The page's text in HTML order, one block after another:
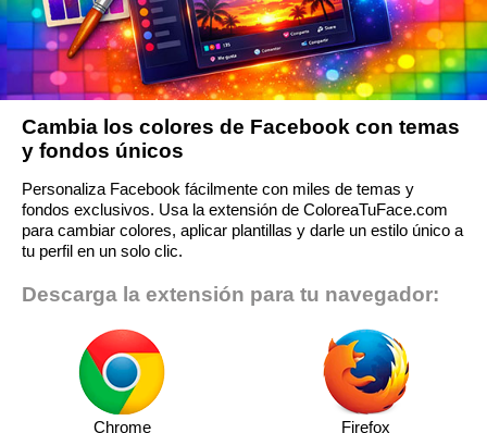
Cambia los colores de Facebook con temas
y fondos únicos
Personaliza Facebook fácilmente con miles de temas y
fondos exclusivos. Usa la extensión de ColoreaTuFace.com
para cambiar colores, aplicar plantillas y darle un estilo único a
tu perfil en un solo clic.
Descarga la extensión para tu navegador:
Chrome Firefox